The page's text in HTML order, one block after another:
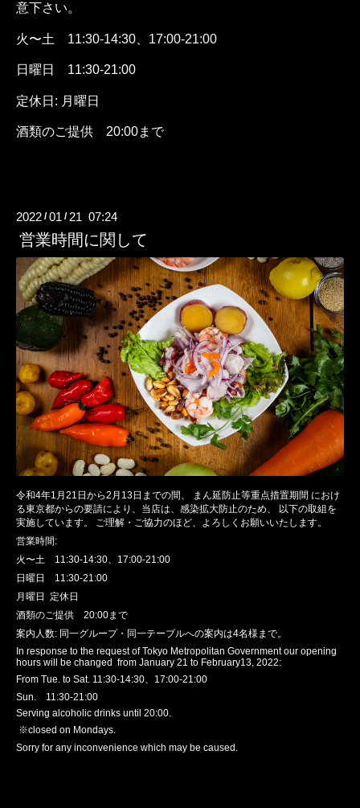
意下さい。
火〜土 11:30-14:30 17:00-21:00
日曜日 11:30-21:00
定休日: 月曜日
酒類のご提供 20:00まで
2022 /01 / 21 07:24
営業時間に関して
令和4年1 月21 日から2 月 13日までの間、 まん延防止等重点措置期間 におけ
る東京都からの要請により、当店は、感染拡大防止のため、
以下の取組を
実施しています。
ご理解・ご協力のほど、よろしくお願いいたします。
営業時間:
火〜土 11:30-14:30
17:00-21:00
日曜日 11:30-21:00
月曜日 定休日
酒類のご提供 20:00まで
案内人数: 同一グループ・同一テーブルへの案内は4名様まで。
In response to the request of Tokyo Metropolitan Government our opening
hours will be changed from January 21 to February13, 2022:
From Tue. to Sat. 11:30-14:30
17:00-21:00
Sun. 11:30-21:00
Serving alcoholic drinks until 20:00.
※closed on Mondays.
Sorry for any inconvenience which may be caused.